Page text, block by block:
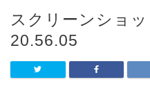
スクリーンショ
20.56.05